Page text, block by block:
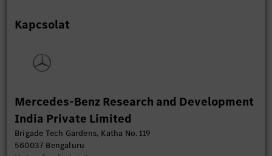
Kapcsolat
Mercedes-Benz Research and Development
India Private Limited
Brigade Tech Gardens, Katha No. 119
560037 Bengaluru